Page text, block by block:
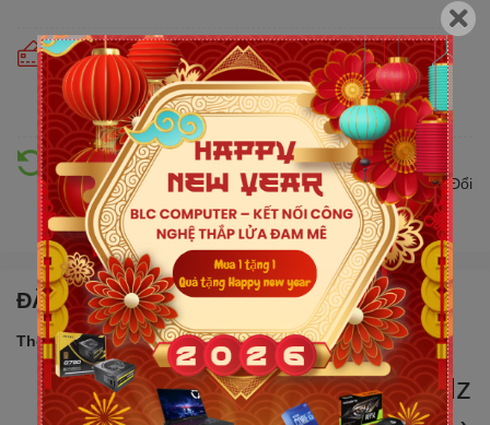
Cam kết giá tốt
Giá tốt hơn từ 10% - 30% so với thị trường. Liên tục cập
nhật giá mới nhất, cạnh tranh
Hỗ trợ đổi trả
Đổi trả hàng lên đến 30 ngày nếu có lỗi do nhà sản xuất. Đổi
trả hàng không cần lý do với mức phí ưu đãi
ĐẶC ĐIỂM NỔI BẬT
Thông số sản phẩm:
Bộ VXL: Ultra 7 255H 2.0GHz